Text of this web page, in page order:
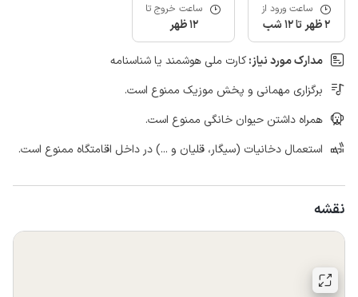
ساعت ورود از
2 ظهر تا 12 شب
ساعت خروج تا
12 ظهر
مدارک مورد نیاز:کارت ملی هوشمند یا شناسنامه
برگزاری مهمانی و پخش موزیک ممنوع است.
همراه داشتن حیوان خانگی ممنوع است.
استعمال دخانیات (سیگار، قلیان و ...) در داخل اقامتگاه ممنوع است.
نقشه